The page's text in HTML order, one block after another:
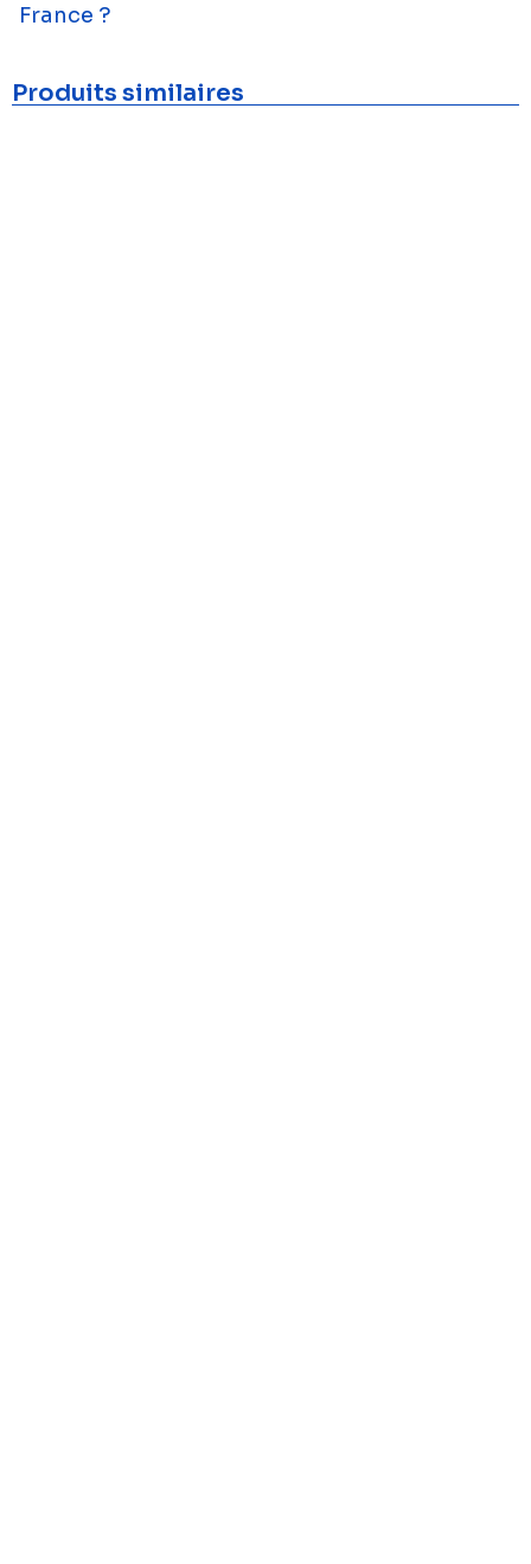
France ?
Produits similaires